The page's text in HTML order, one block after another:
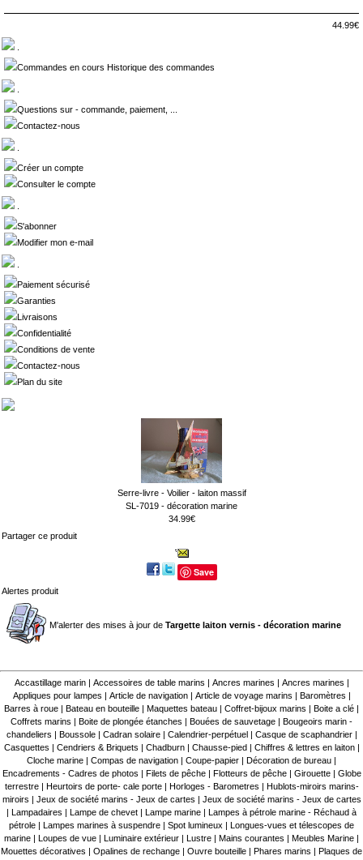
44.99€
Commandes en cours Historique des commandes
Questions sur - commande, paiement, ...
Contactez-nous
Créer un compte
Consulter le compte
S'abonner
Modifier mon e-mail
Paiement sécurisé
Garanties
Livraisons
Confidentialité
Conditions de vente
Contactez-nous
Plan du site
Serre-livre - Voilier - laiton massif
SL-7019 - décoration marine
34.99€
Partager ce produit
Save
Alertes produit
M'alerter des mises à jour de Targette laiton vernis - décoration marine
Accastillage marin| Accessoires de table marins Ancres marines Ancres marines
Appliques pour lampes
Article de navigation| Article de voyage marins Baromètres
Barres à roue
Bateau en bouteille Maquettes bateau Coffret-bijoux marins Boite a clé
Coffrets marins
Boite de plongée étanches Bouées de sauvetage
Bougeoirs marin -
chandeliers
Boussole| Cadran solaire| Calendrier-perpétuel Casque de scaphandrier|
Casquettes
Cendriers & Briquets Chadburn| Chausse-pied Chiffres & lettres en laiton|
Cloche marine
Compas de navigation Coupe-papier Décoration de bureau
Encadrements - Cadres de photos
Filets de pêche| Flotteurs de pêche| Girouette| Globe
terrestre| Heurtoirs de porte- cale porte| Horloges - Barometres
Hublots-miroirs marins-
miroirs
Jeux de société marins - Jeux de cartes
Jeux de société marins - Jeux de cartes
Lampadaires Lampe de chevet Lampe marine
Lampes à pétrole marine - Réchaud à
pétrole
Lampes marines à suspendre Spot lumineux
Longues-vues et télescopes de
marine
Loupes de vue Luminaire extérieur Lustre Mains courantes Meubles Marine
Mouettes décoratives
Opalines de rechange Ouvre bouteille Phares marins
Plaques de